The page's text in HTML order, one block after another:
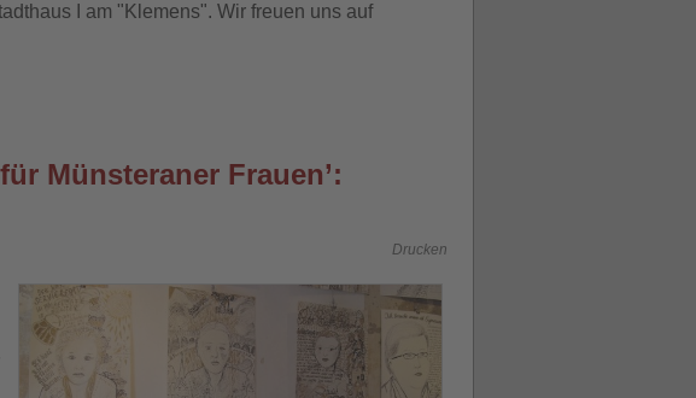
I am "Klemens". Wir freuen uns auf
Münsteraner Frauen’:
Drucken